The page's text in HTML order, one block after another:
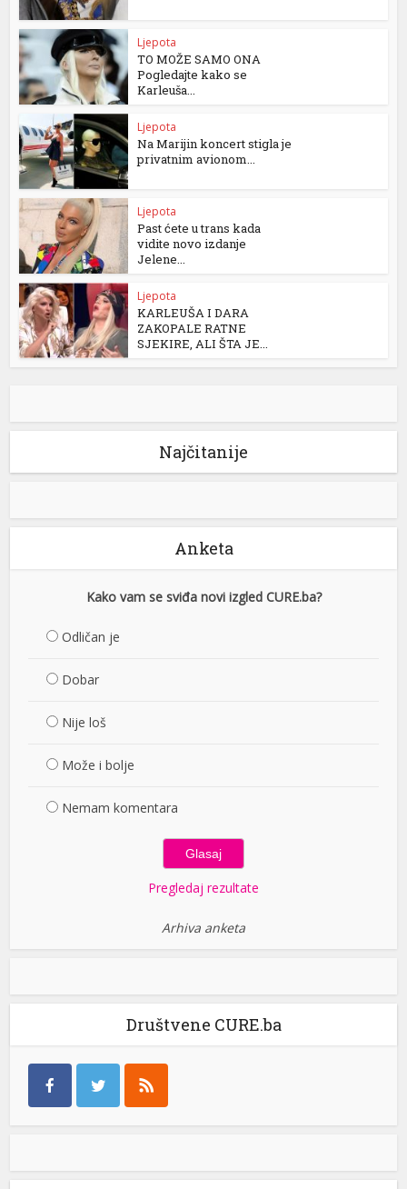
Ljepota
TO MOŽE SAMO ONA
Pogledajte kako se
Karleuša...
Ljepota
Na Marijin koncert stigla je
privatnim avionom...
Ljepota
Past ćete u trans kada
vidite novo izdanje
Jelene...
Ljepota
KARLEUŠA I DARA
ZAKOPALE RATNE
SJEKIRE, ALI ŠTA JE...
Najčitanije
Anketa
Kako vam se sviđa novi izgled CURE.ba?
Odličan je
Dobar
Nije loš
Može i bolje
Nemam komentara
Pregledaj rezultate
Arhiva anketa
Društvene CURE.ba